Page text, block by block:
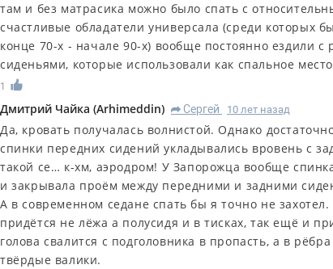
там и без матрасика можно было спать с
счастливые обладатели универсала (среди которых
конце 70-х - начале 90-х) вообще постоянно ездили
сиденьями, которые использовали как спальное
1
Дмитрий Чайка (Arhimeddin) R Сергей 10 лет назад
Да, кровать получалась волнистой. Однако
спинки передних сидений укладывались вровень с
такой се… к-хм, аэродром! У Запорожца вообще
и закрывала проём между передними и задними
А в современном седане спать бы я точно не
придётся не лёжа а полусидя и в тисках, так ещё и
голова свалится с подголовника в пропасть, а в
твёрдые валики.